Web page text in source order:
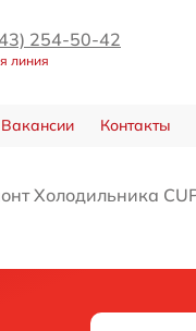
254-50-42
линия
Вакансии Контакты
Холодильника